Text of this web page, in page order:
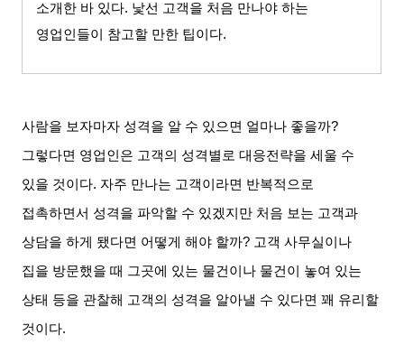
소개한 바 있다. 낯선 고객을 처음 만나야 하는
영업인들이 참고할 만한 팁이다.
사람을 보자마자 성격을 알 수 있으면 얼마나 좋을까?
그렇다면 영업인은 고객의 성격별로 대응전략을 세울 수
있을 것이다. 자주 만나는 고객이라면 반복적으로
접촉하면서 성격을 파악할 수 있겠지만 처음 보는 고객과
상담을 하게 됐다면 어떻게 해야 할까? 고객 사무실이나
집을 방문했을 때 그곳에 있는 물건이나 물건이 놓여 있는
상태 등을 관찰해 고객의 성격을 알아낼 수 있다면 꽤 유리할
것이다.